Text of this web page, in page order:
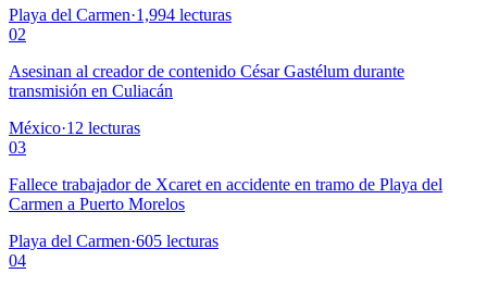
Playa del Carmen·1,994 lecturas
02
Asesinan al creador de contenido César Gastélum durante
transmisión en Culiacán
México·12 lecturas
03
Fallece trabajador de Xcaret en accidente en tramo de Playa del
Carmen a Puerto Morelos
Playa del Carmen·605 lecturas
04